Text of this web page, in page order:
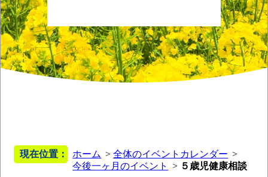
現在位置： ホーム
全体のイベントカレンダー
今後一ヶ月のイベント
５歳児健康相談